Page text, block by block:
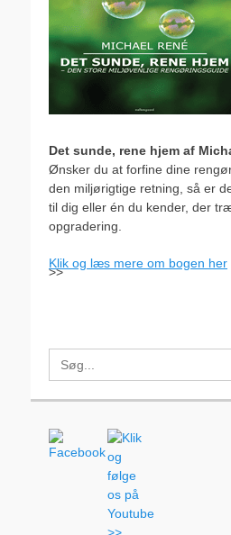
Det sunde, rene hjem af
Ønsker du at forfine dine
den miljørigtige retning, så er
til dig eller én du kender, der
opgradering.
Klik og læs mere om bogen her
>>
Search
for: